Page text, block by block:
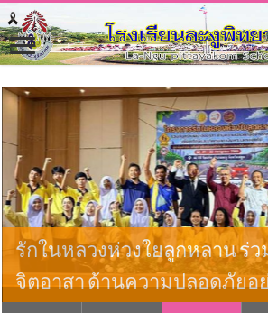
รักในหลวงห่วงใยลูกหลาน ร่
จิตอาสา ด้านความปลอดภัยอ